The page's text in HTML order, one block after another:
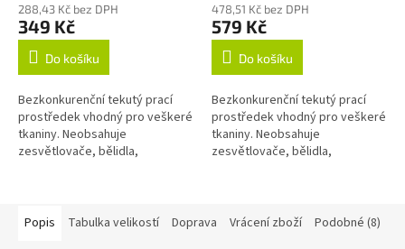
288,43 Kč bez DPH
349 Kč
Do košíku
Bezkonkurenční tekutý prací
prostředek vhodný pro veškeré
tkaniny. Neobsahuje
zesvětlovače, bělidla,
478,51 Kč bez DPH
579 Kč
Do košíku
Bezkonkurenční tekutý prací
prostředek vhodný pro veškeré
tkaniny. Neobsahuje
zesvětlovače, bělidla,
Popis
Tabulka velikostí Doprava Vrácení zboží Podobné (8)